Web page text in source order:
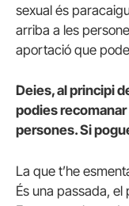
sexual és
arriba a les
aportació que
Deies, al principi
podies
persones. Si
La que t’he
És una passada,